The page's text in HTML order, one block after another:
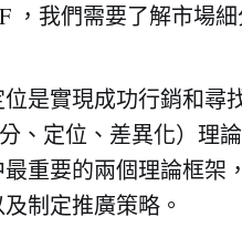
，我們需要了解市場
是實現成功行銷和尋
、定位、差異化）理
重要的兩個理論框架
制定推廣策略。